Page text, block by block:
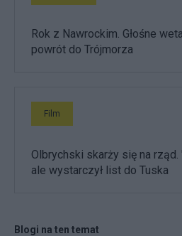
Rok z Nawrockim. Głośne
powrót do Trójmorza
Film
Olbrychski skarży się na rząd.
ale wystarczył list do Tuska
Blogi na ten temat